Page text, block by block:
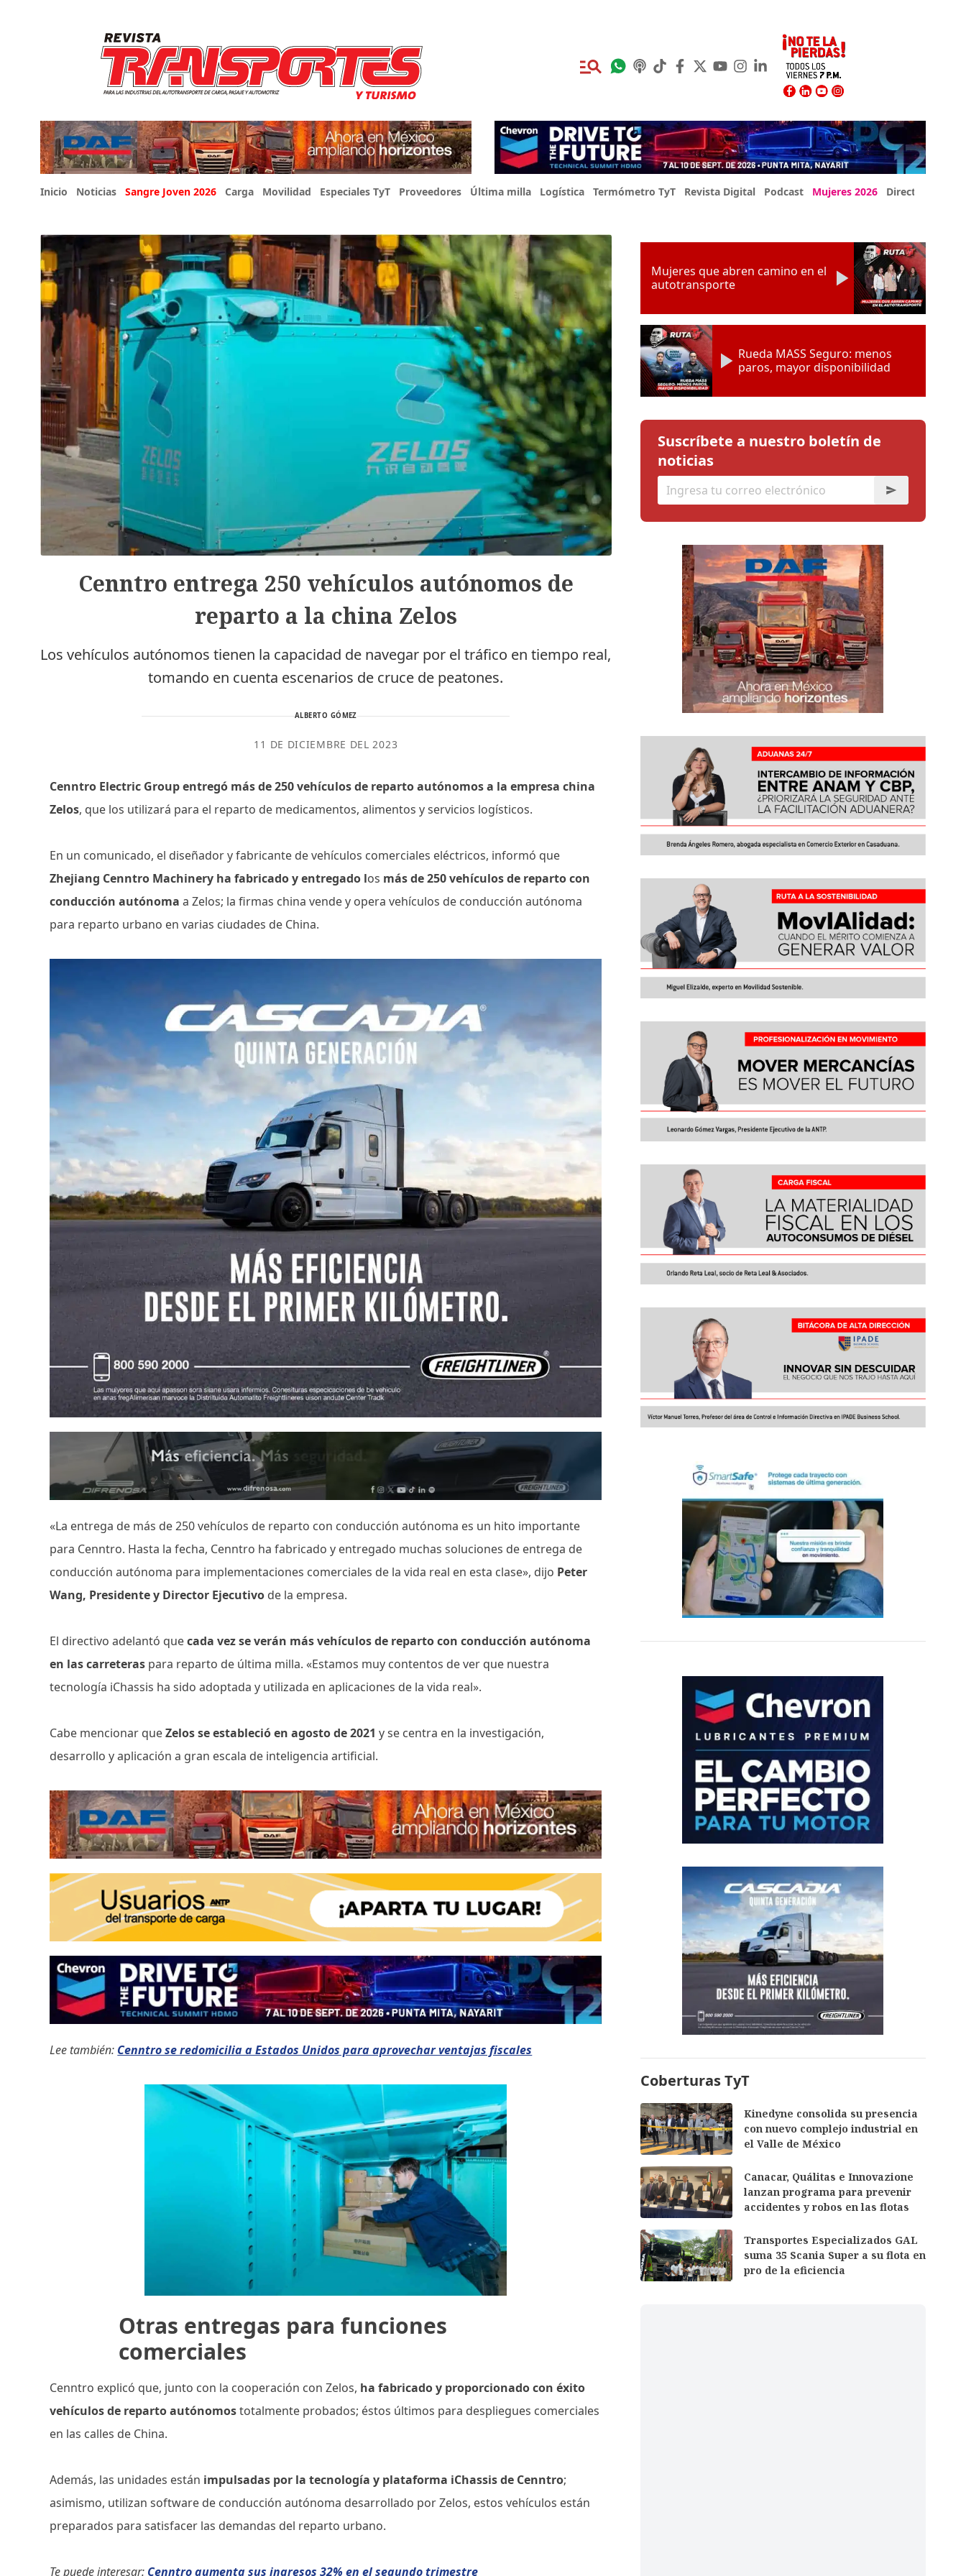
Inicio Noticias Sangre Joven 2026 Carga Movilidad Especiales TyT Proveedores Última milla Logística Termómetro TyT Revista Digital Podcast Mujeres 2026 Directorio Expo
Cenntro entrega 250 vehículos autónomos de
reparto a la china Zelos
Los vehículos autónomos tienen la capacidad de navegar por el tráfico en tiempo real,
tomando en cuenta escenarios de cruce de peatones.
ALBERTO GÓMEZ
11 DE DICIEMBRE DEL 2023
Cenntro Electric Group entregó más de 250 vehículos de reparto autónomos a la empresa china
Zelos, que los utilizará para el reparto de medicamentos, alimentos y servicios logísticos.
En un comunicado, el diseñador y fabricante de vehículos comerciales eléctricos, informó que
Zhejiang Cenntro Machinery ha fabricado y entregado los más de 250 vehículos de reparto con
conducción autónoma a Zelos; la firmas china vende y opera vehículos de conducción autónoma
para reparto urbano en varias ciudades de China.
«La entrega de más de 250 vehículos de reparto con conducción autónoma es un hito importante
para Cenntro. Hasta la fecha, Cenntro ha fabricado y entregado muchas soluciones de entrega de
conducción autónoma para implementaciones comerciales de la vida real en esta clase», dijo Peter
Wang, Presidente y Director Ejecutivo de la empresa.
El directivo adelantó quecada vez se verán más vehículos de reparto con conducción autónoma
en las carreteras para reparto de última milla. «Estamos muy contentos de ver que nuestra
tecnología iChassis ha sido adoptada y utilizada en aplicaciones de la vida real».
Cabe mencionar queZelos se estableció en agosto de 2021 y se centra en la investigación,
desarrollo y aplicación a gran escala de inteligencia artificial.
Lee también: Cenntro se redomicilia a Estados Unidos para aprovechar ventajas fiscales
Otras entregas para funciones
comerciales
Cenntro explicó que, junto con la cooperación con Zelos, ha fabricado y proporcionado con éxito
vehículos de reparto autónomostotalmente probados; éstos últimos para despliegues comerciales
en las calles de China.
Además, las unidades están impulsadas por la tecnología y plataforma iChassis de Cenntro;
asimismo, utilizan software de conducción autónoma desarrollado por Zelos, estos vehículos están
preparados para satisfacer las demandas del reparto urbano.
Te puede interesar: Cenntro aumenta sus ingresos 32% en el segundo trimestre
Mujeres que abren camino en el
autotransporte
Rueda MASS Seguro: menos
paros, mayor disponibilidad
Suscríbete a nuestro boletín de
noticias
Coberturas TyT
Kinedyne consolida su presencia
con nuevo complejo industrial en
el Valle de México
Canacar, Quálitas e Innovazione
lanzan programa para prevenir
accidentes y robos en las flotas
Transportes Especializados GAL
suma 35 Scania Super a su flota en
pro de la eficiencia